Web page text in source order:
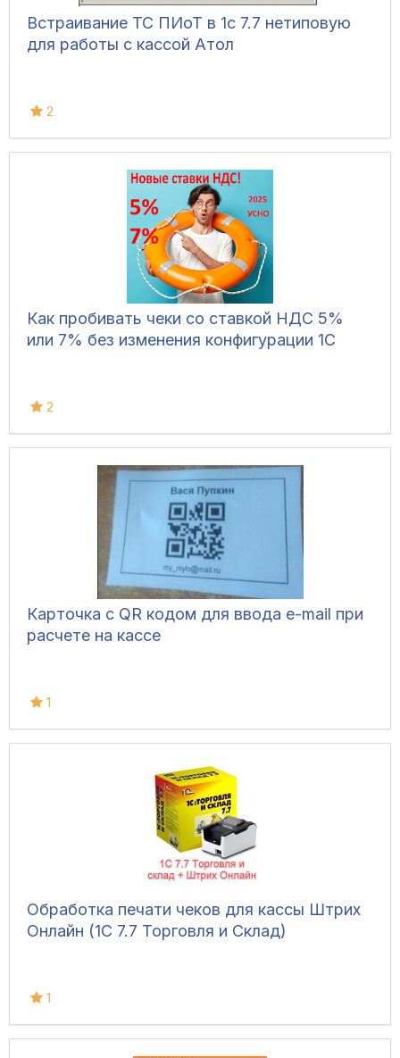
Встраивание ТС ПИоТ в 1с 7.7 нетиповую
для работы с кассой Атол
2
Как пробивать чеки со ставкой НДС 5%
или 7% без изменения конфигурации 1С
2
Карточка с QR кодом для ввода e-mail при
расчете на кассе
1
Обработка печати чеков для кассы Штрих
Онлайн (1С 7.7 Торговля и Склад)
1